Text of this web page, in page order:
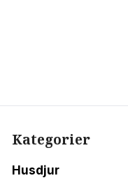
Kategorier
Husdjur